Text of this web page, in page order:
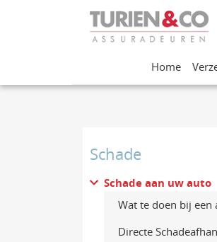
Home
Schade
Schade aan uw auto
Wat te doen bij een
Directe